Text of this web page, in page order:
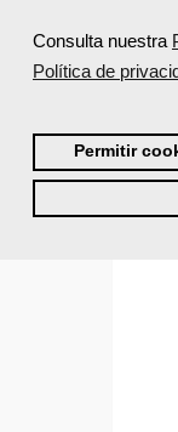
Consulta nuestra
Política de
Permitir